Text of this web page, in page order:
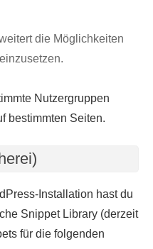
die Möglichkeiten
Nutzergruppen
bestimmten Seiten.
Installation hast du
Snippet Library (derzeit
für die folgenden